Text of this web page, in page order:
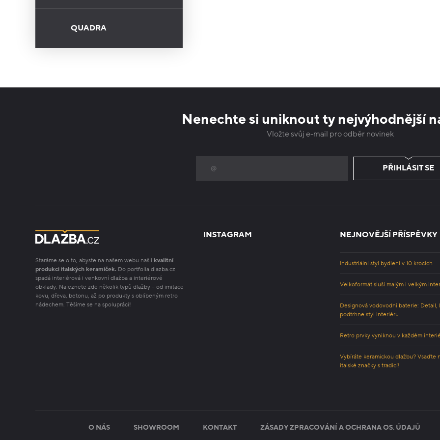
QUADRA
Nenechte si uniknout ty nejvýhodnější
Vložte svůj e-mail pro odběr novinek
PŘIHLÁSIT SE
Staráme se o to, abyste na našem webu našli kvalitní
produkci italských keramiček. Do portfolia dlazba.cz
spadá interiérová i venkovní dlažba a interiérové
obklady. Naleznete zde několik typů dlažby – od imitace
kovu, dřeva, betonu, až po produkty s oblíbeným retro
nádechem. Těšíme se na spolupráci!
INSTAGRAM NEJNOVĚJŠÍ PŘÍSPĚVKY
Industriální styl bydlení v 10 krocích
Velkoformát sluší malým i velkým
Designová vodovodní baterie: Detail,
podtrhne styl interiéru
Retro prvky vyniknou v každém
Vybíráte keramickou dlažbu? Vsaďte
italské značky s tradicí!
O NÁS SHOWROOM KONTAKT ZÁSADY ZPRACOVÁNÍ A OCHRANA OS. ÚDAJŮ